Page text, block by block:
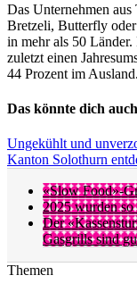
Das Unternehmen
Bretzeli, Butterfly
in mehr als 50
zuletzt einen
44 Prozent im
Das könnte dich
Ungekühlt und
Kanton Solothurn
«Slow Food»-
2025 wurden
Der
Gasgrills sind
Themen